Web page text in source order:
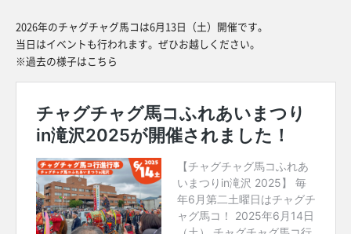
2026年のチャグチャグ馬コは6月13日（土）開催です。
当日はイベントも行われます。ぜひお越しください。
※過去の様子はこちら